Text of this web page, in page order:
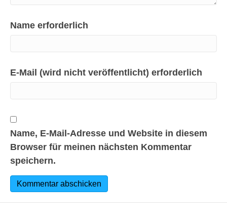
Name erforderlich
E-Mail (wird nicht veröffentlicht) erforderlich
Name, E-Mail-Adresse und Website in diesem
Browser für meinen nächsten Kommentar
speichern.